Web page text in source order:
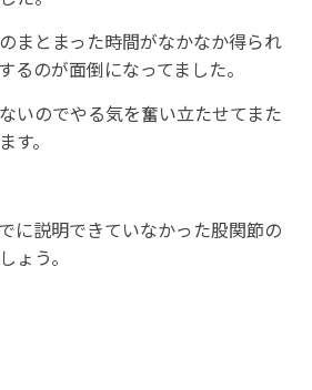
まとまった時間がなかなか得られ
るのが面倒になってました。
いのでやる気を奮い立たせてまた
す。
に説明できていなかった股関節の
ょう。